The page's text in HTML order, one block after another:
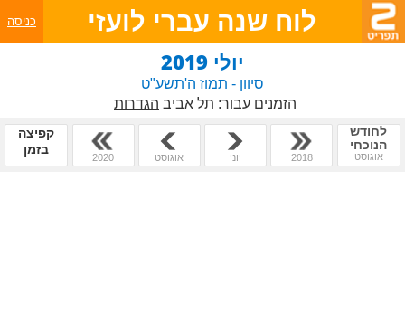
לוח שנה עברי לועזי כניסה
יולי 2019
סיוון - תמוז ה'תשע"ט
הזמנים עבור: תל אביב הגדרות
לחודש
הנוכחי
אוגוסט 2018 יוני אוגוסט 2020
קפיצה
בזמן